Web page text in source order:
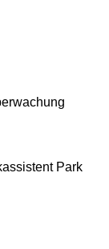
Park